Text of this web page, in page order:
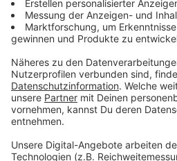
Der Neubau bekommt ein
Photovoltaikanlage. Nach den
August sollen die Arbeiten
Anschließend finden weitere
Sanierungsarbeiten am
Anzeige